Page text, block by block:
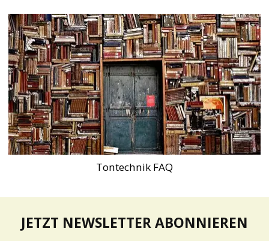
Tontechnik FAQ
JETZT NEWSLETTER ABONNIEREN